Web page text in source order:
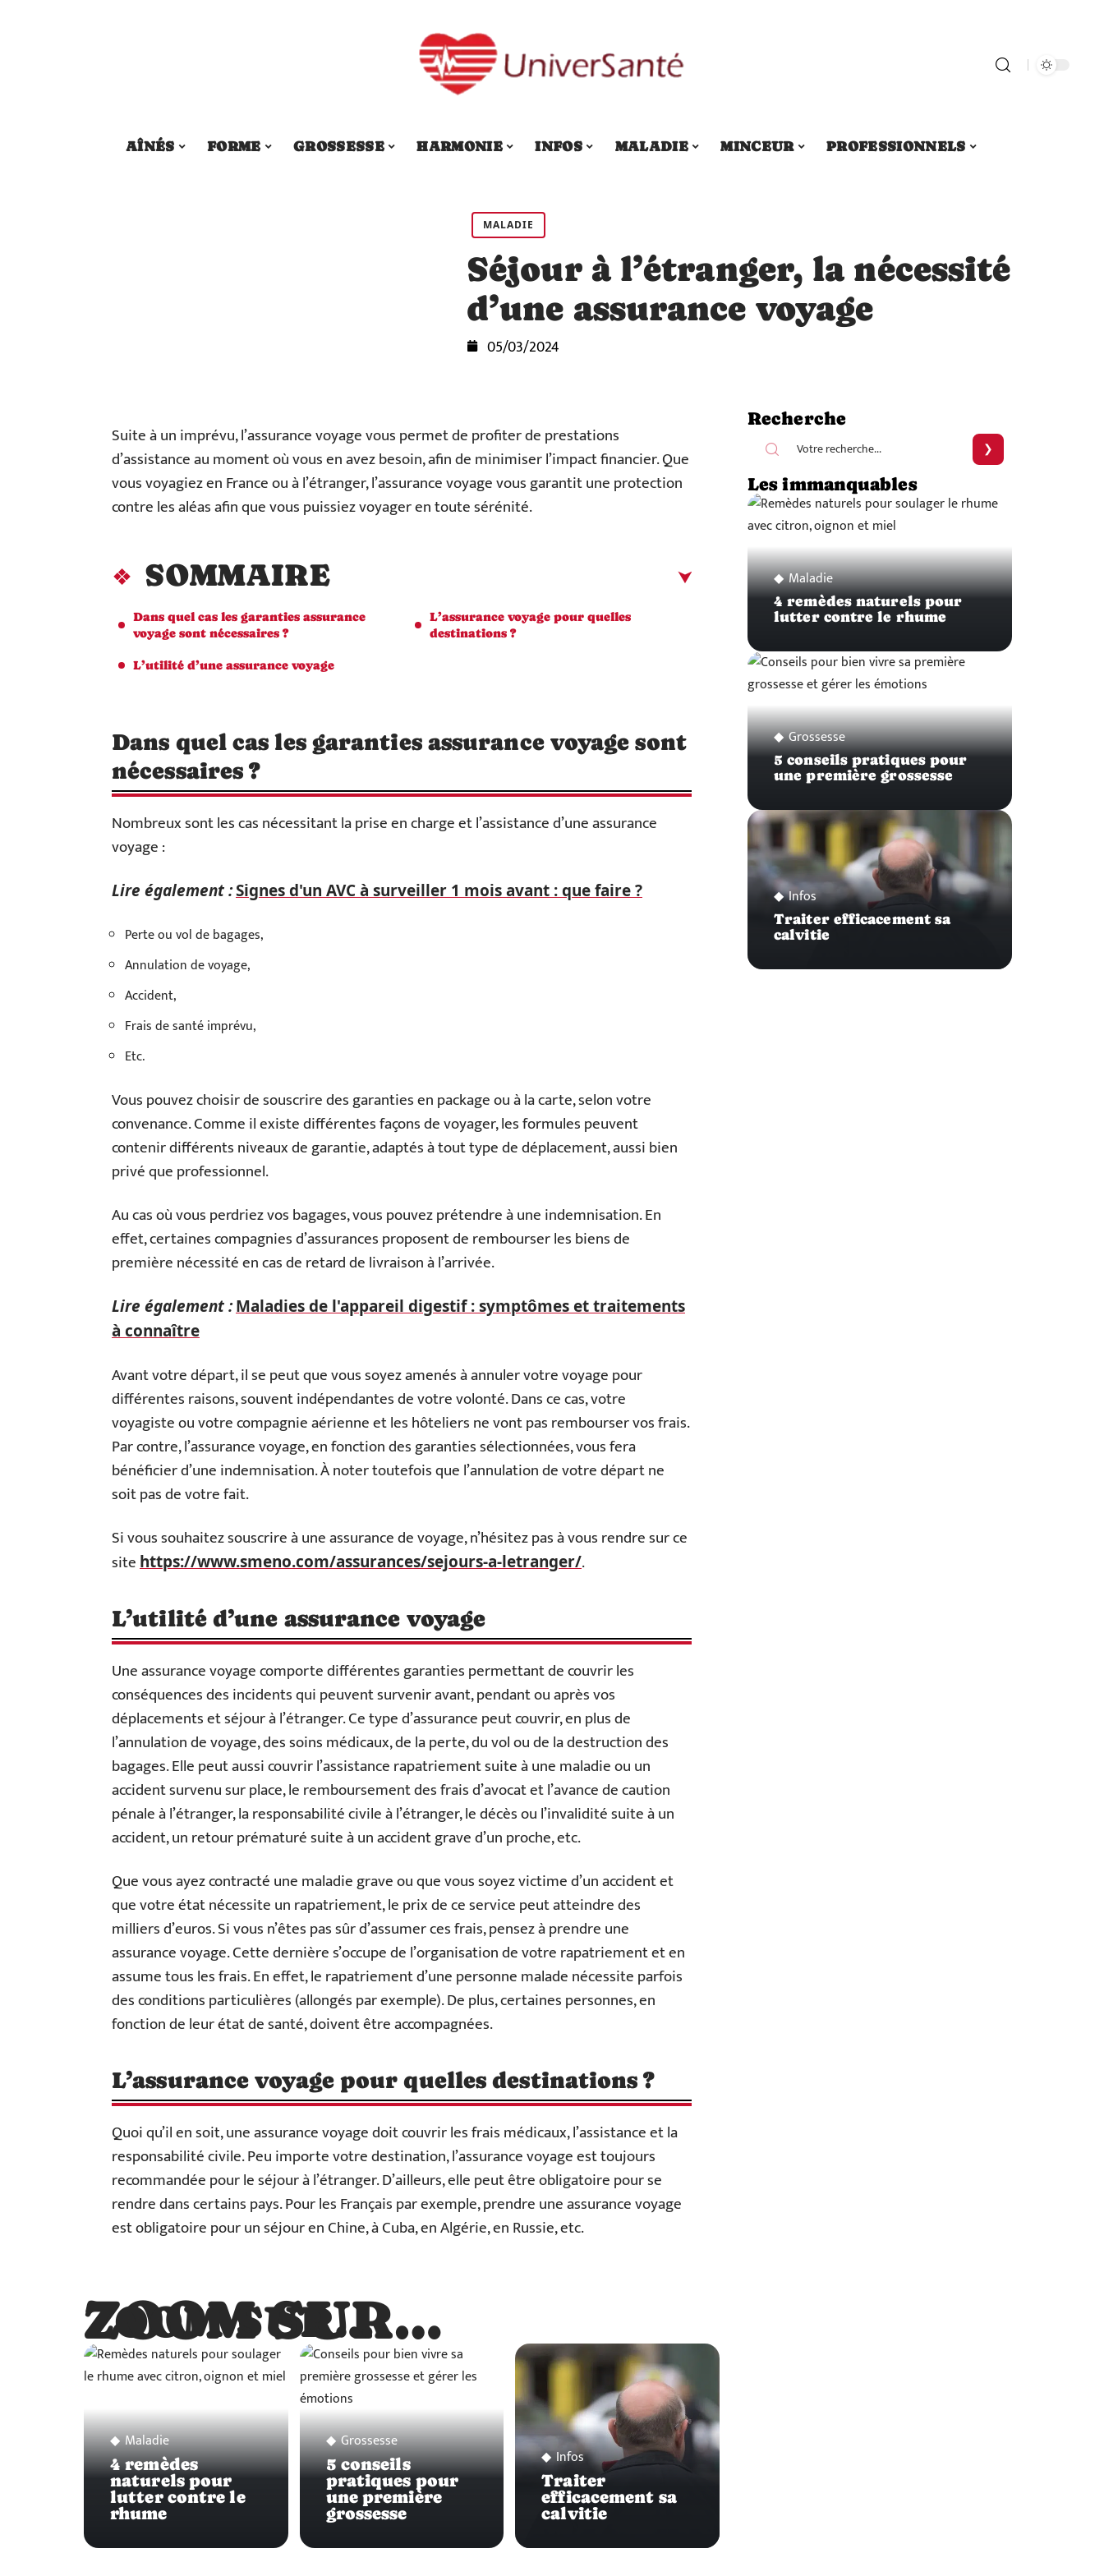
AÎNÉS FORME GROSSESSE HARMONIE INFOS MALADIE MINCEUR PROFESSIONNELS
MALADIE
Séjour à l’étranger, la nécessité
d’une assurance voyage
05/03/2024
Suite à un imprévu, l’assurance voyage vous permet de profiter de prestations
d’assistance au moment où vous en avez besoin, afin de minimiser l’impact financier. Que
vous voyagiez en France ou à l’étranger, l’assurance voyage vous garantit une protection
contre les aléas afin que vous puissiez voyager en toute sérénité.
SOMMAIRE
Dans quel cas les garanties assurance
voyage sont nécessaires ?
L’utilité d’une assurance voyage
L’assurance voyage pour quelles
destinations ?
Dans quel cas les garanties assurance voyage sont
nécessaires ?
Nombreux sont les cas nécessitant la prise en charge et l’assistance d’une assurance
voyage :
Lire également :Signes d'un AVC à surveiller 1 mois avant : que faire ?
Perte ou vol de bagages,
Annulation de voyage,
Accident,
Frais de santé imprévu,
Etc.
Vous pouvez choisir de souscrire des garanties en package ou à la carte, selon votre
convenance. Comme il existe différentes façons de voyager, les formules peuvent
contenir différents niveaux de garantie, adaptés à tout type de déplacement, aussi bien
privé que professionnel.
Au cas où vous perdriez vos bagages, vous pouvez prétendre à une indemnisation. En
effet, certaines compagnies d’assurances proposent de rembourser les biens de
première nécessité en cas de retard de livraison à l’arrivée.
Lire également :Maladies de l'appareil digestif : symptômes et traitements
à connaître
Avant votre départ, il se peut que vous soyez amenés à annuler votre voyage pour
différentes raisons, souvent indépendantes de votre volonté. Dans ce cas, votre
voyagiste ou votre compagnie aérienne et les hôteliers ne vont pas rembourser vos frais.
Par contre, l’assurance voyage, en fonction des garanties sélectionnées, vous fera
bénéficier d’une indemnisation. À noter toutefois que l’annulation de votre départ ne
soit pas de votre fait.
Si vous souhaitez souscrire à une assurance de voyage, n’hésitez pas à vous rendre sur ce
site https://www.smeno.com/assurances/sejours-a-letranger/.
L’utilité d’une assurance voyage
Une assurance voyage comporte différentes garanties permettant de couvrir les
conséquences des incidents qui peuvent survenir avant, pendant ou après vos
déplacements et séjour à l’étranger. Ce type d’assurance peut couvrir, en plus de
l’annulation de voyage, des soins médicaux, de la perte, du vol ou de la destruction des
bagages. Elle peut aussi couvrir l’assistance rapatriement suite à une maladie ou un
accident survenu sur place, le remboursement des frais d’avocat et l’avance de caution
pénale à l’étranger, la responsabilité civile à l’étranger, le décès ou l’invalidité suite à un
accident, un retour prématuré suite à un accident grave d’un proche, etc.
Que vous ayez contracté une maladie grave ou que vous soyez victime d’un accident et
que votre état nécessite un rapatriement, le prix de ce service peut atteindre des
milliers d’euros. Si vous n’êtes pas sûr d’assumer ces frais, pensez à prendre une
assurance voyage. Cette dernière s’occupe de l’organisation de votre rapatriement et en
assume tous les frais. En effet, le rapatriement d’une personne malade nécessite parfois
des conditions particulières (allongés par exemple). De plus, certaines personnes, en
fonction de leur état de santé, doivent être accompagnées.
L’assurance voyage pour quelles destinations ?
Quoi qu’il en soit, une assurance voyage doit couvrir les frais médicaux, l’assistance et la
responsabilité civile. Peu importe votre destination, l’assurance voyage est toujours
recommandée pour le séjour à l’étranger. D’ailleurs, elle peut être obligatoire pour se
rendre dans certains pays. Pour les Français par exemple, prendre une assurance voyage
est obligatoire pour un séjour en Chine, à Cuba, en Algérie, en Russie, etc.
ZOOM SUR…
ZOOM SUR…
Maladie
4 remèdes
naturels pour
lutter contre le
rhume
Grossesse
5 conseils
pratiques pour
une première
grossesse
Infos
Traiter
efficacement sa
calvitie
Recherche
Les immanquables
Maladie
4 remèdes naturels pour
lutter contre le rhume
Grossesse
5 conseils pratiques pour
une première grossesse
Infos
Traiter efficacement sa
calvitie